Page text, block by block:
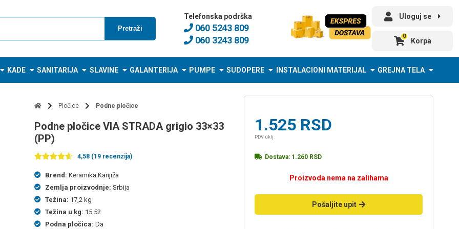
Pretraži
Telefonska podrška
060 5243 809
060 3243 809
Uloguj se
0
Korpa
KADE SANITARIJA SLAVINE GALANTERIJA PUMPE SUDOPERE INSTALACIONI MATERIJAL GREJNA TELA
Pločice Podne pločice
Podne pločice VIA STRADA grigio 33×33
(PP)
4.58od 5
osnovu
ocena
kupaca
4,58 (19 recenzija)
Brend: Keramika Kanjiža
Zemlja proizvodnje: Srbija
Težina: 17,2 kg
Težina u kg: 15.52
Podna pločica: Da
1.525 RSD
PDV uklj.
Dostava: 1.260 RSD
Proizvoda nema na zalihama
Pošaljite upit